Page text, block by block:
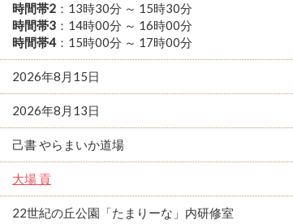
時間帯2 ：13時30分 ～ 15時30分
時間帯3 ：14時00分 ～ 16時00分
時間帯4：15時00分 ～ 17時00分
2026年8月15日
2026年8月13日
己書 やらまいか道場
大場 貢
22世紀の丘公園「たまりーな」内研修室